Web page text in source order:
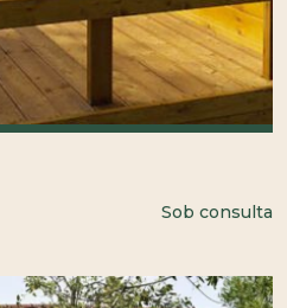
Sob consulta